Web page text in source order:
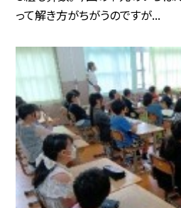
って解き方がちがうのですが...